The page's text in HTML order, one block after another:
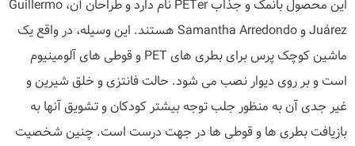
این محصول بانمک و جذاب PETer نام دارد و طراحان آن، Guillermo
Juárez و Samantha Arredondo هستند. این وسیله، در واقع یک
ماشین کوچک پرس برای بطری های PET و قوطی های آلومینیوم
است و بر روی دیوار نصب می شود. حالت فانتزی و خلق شیرین و
غیر جدی آن به منظور جلب توجه بیشتر کودکان و تشویق آنها به
بازیافت بطری ها و قوطی ها در جهت درست است. چنین شخصیت